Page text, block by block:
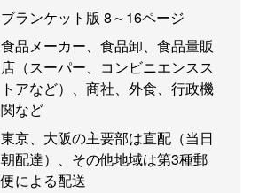
ブランケット版 8～16ページ
食品メーカー、食品卸、食品量販
店（スーパー、コンビニエンスス
トアなど）、商社、外食、行政機
関など
東京、大阪の主要部は直配（当日
朝配達）、その他地域は第3種郵
便による配送